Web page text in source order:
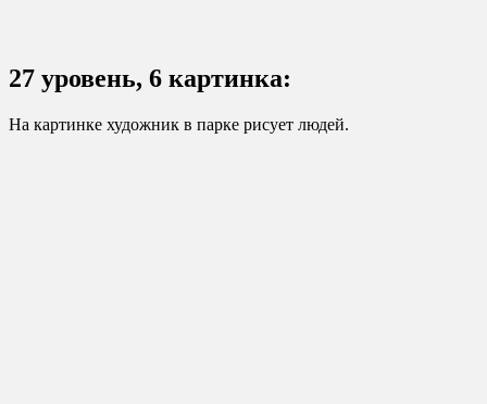
27 уровень, 6 картинка:
На картинке художник в парке рисует людей.